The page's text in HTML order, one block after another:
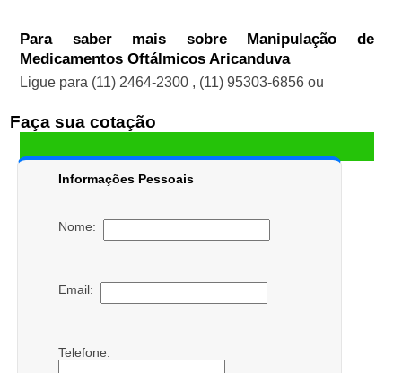
Para saber mais sobre Manipulação de
Medicamentos Oftálmicos Aricanduva
Ligue para (11) 2464-2300 , (11) 95303-6856 ou
Faça sua cotação
Informações Pessoais
Nome:
Email:
Telefone: